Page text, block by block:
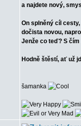
a najdete nový,
On splněný cíl
dočista novou,
Jenže co teď? S
Hodně štěstí, ať už
šamanka